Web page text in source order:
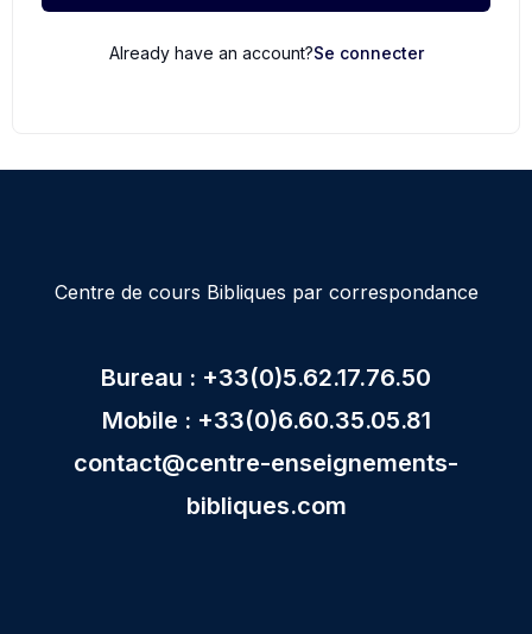
Already have an account?Se connecter
Centre de cours Bibliques par correspondance
Bureau : +33(0)5.62.17.76.50
Mobile : +33(0)6.60.35.05.81
contact@centre-enseignements-
bibliques.com